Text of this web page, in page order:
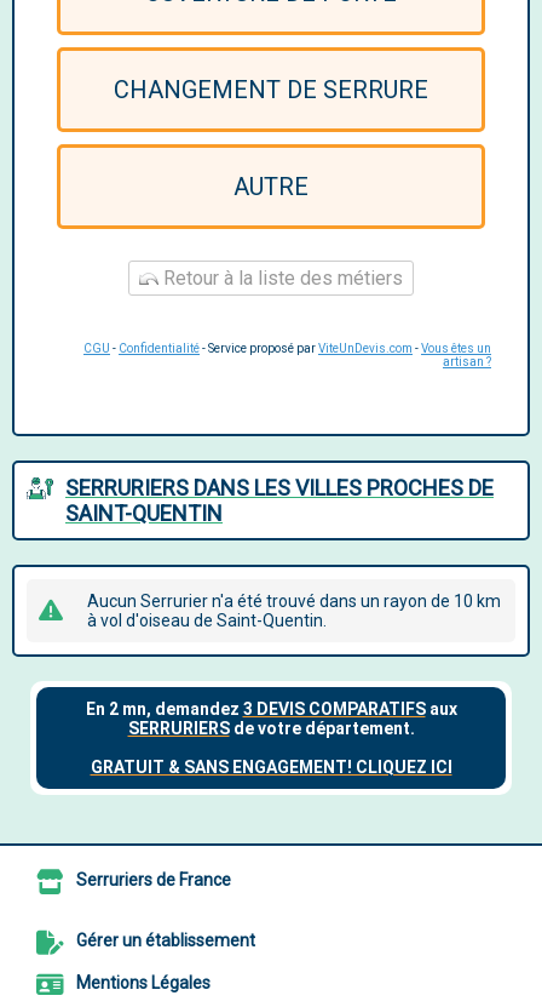
CHANGEMENT DE SERRURE
AUTRE
Retour à la liste des métiers
CGU - Confidentialité- Service proposé parViteUnDevis.com -Vous êtes un
artisan ?
SERRURIERS DANS LES VILLES PROCHES DE
SAINT-QUENTIN
Aucun Serrurier n'a été trouvé dans un rayon de 10 km
à vol d'oiseau de Saint-Quentin.
Serruriers de France
Gérer un établissement
Mentions Légales